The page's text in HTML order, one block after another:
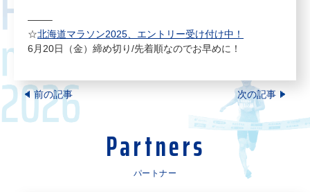
——–
☆北海道マラソン2025、エントリー受け付け中！
6月20日（金）締め切り/先着順なのでお早めに！
前の記事 次の記事
Partners
パートナー